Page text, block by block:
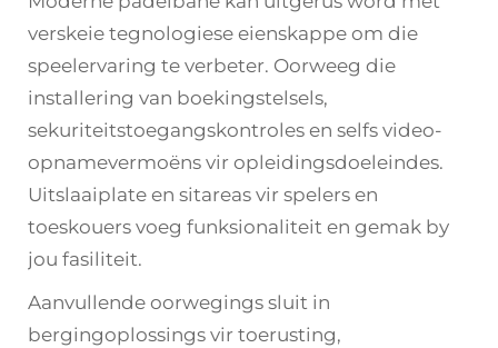
verskeie tegnologiese eienskappe om die
speelervaring te verbeter. Oorweeg die
installering van boekingstelsels,
sekuriteitstoegangskontroles en selfs video-
opnamevermoëns vir opleidingsdoeleindes.
Uitslaaiplate en sitareas vir spelers en
toeskouers voeg funksionaliteit en gemak by
jou fasiliteit.
Aanvullende oorwegings sluit in
bergingoplossings vir toerusting,